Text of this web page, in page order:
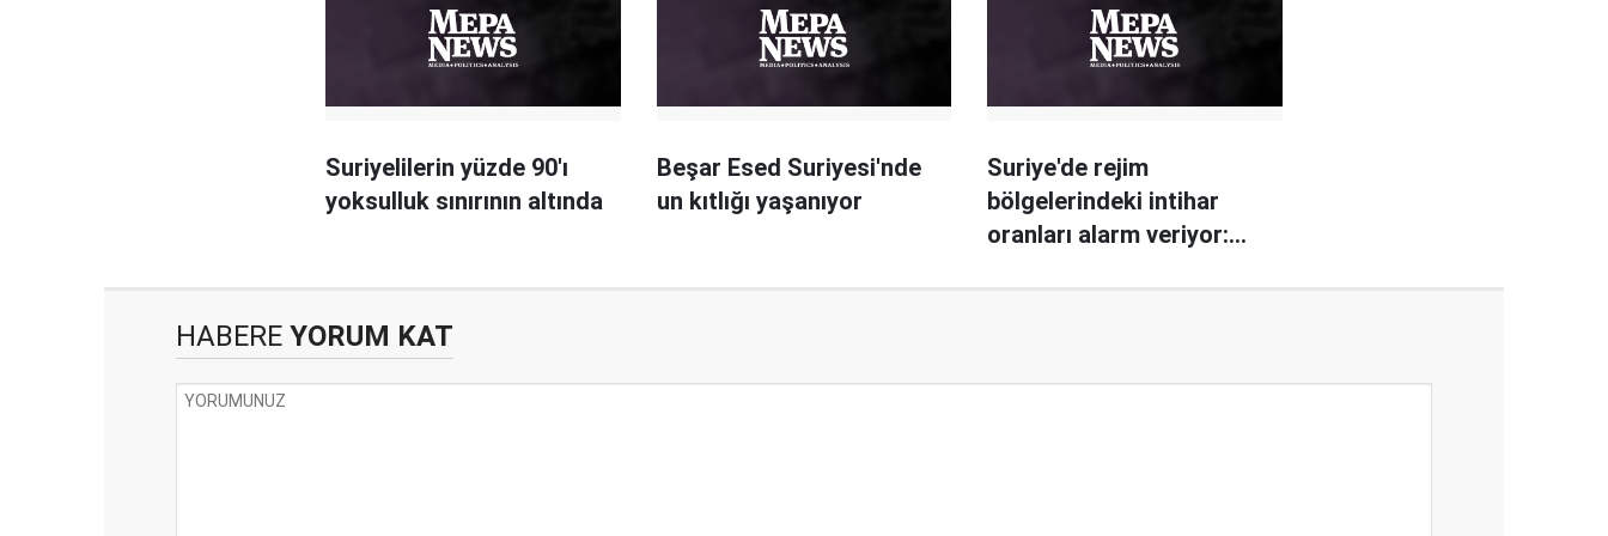
Suriyelilerin yüzde 90'ı
yoksulluk sınırının altında
Beşar Esed Suriyesi'nde
un kıtlığı yaşanıyor
Suriye'de rejim
bölgelerindeki intihar
oranları alarm veriyor:
HABERE YORUM KAT